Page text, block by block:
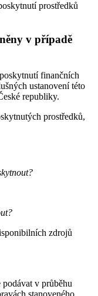
prostředků
v případě
finančních
ustanovení této
republiky.
prostředků,
zdrojů
v průběhu
stanoveného